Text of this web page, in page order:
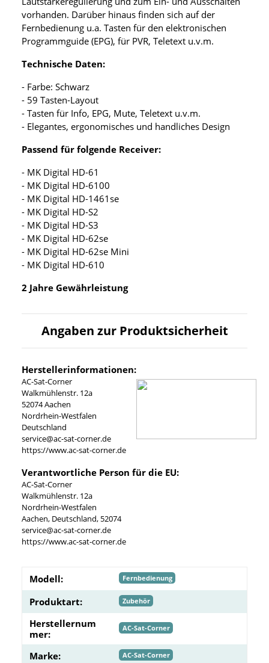
vorhanden. Darüber hinaus finden sich auf der
Fernbedienung u.a. Tasten für den elektronischen
Programmguide (EPG), für PVR, Teletext u.v.m.
Technische Daten:
- Farbe: Schwarz
- 59 Tasten-Layout
- Tasten für Info, EPG, Mute, Teletext u.v.m.
- Elegantes, ergonomisches und handliches Design
Passend für folgende Receiver:
- MK Digital HD-61
- MK Digital HD-6100
- MK Digital HD-1461se
- MK Digital HD-S2
- MK Digital HD-S3
- MK Digital HD-62se
- MK Digital HD-62se Mini
- MK Digital HD-610
2 Jahre Gewährleistung
Angaben zur Produktsicherheit
Herstellerinformationen:
AC-Sat-Corner
Walkmühlenstr. 12a
52074 Aachen
Nordrhein-Westfalen
Deutschland
service@ac-sat-corner.de
https://www.ac-sat-corner.de
Verantwortliche Person für die EU:
AC-Sat-Corner
Walkmühlenstr. 12a
Nordrhein-Westfalen
Aachen, Deutschland, 52074
service@ac-sat-corner.de
https://www.ac-sat-corner.de
Modell: Fernbedienung
Produktart: Zubehör
Herstellernum
mer:
AC-Sat-Corner
Marke: AC-Sat-Corner